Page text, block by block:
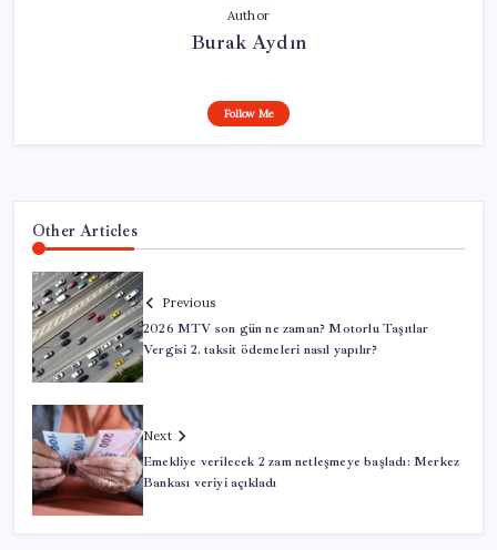
Author
Burak Aydın
Follow Me
Other Articles
Previous
2026 MTV son gün ne zaman? Motorlu Taşıtlar
Vergisi 2. taksit ödemeleri nasıl yapılır?
Next
Emekliye verilecek 2 zam netleşmeye başladı: Merkez
Bankası veriyi açıkladı